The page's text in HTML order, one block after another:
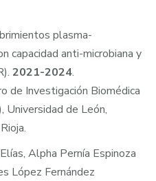
plasma-
capacidad anti-microbiana y
2021-2024.
de Investigación Biomédica
Universidad de León,
Alpha Pernía Espinoza
López Fernández